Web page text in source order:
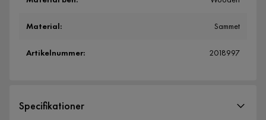
Material: Sammet
Artikelnummer: 2018997
Specifikationer